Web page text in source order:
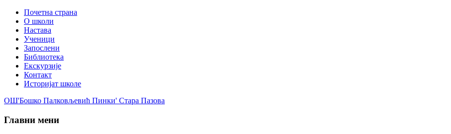
Почетна страна
О школи
Настава
Ученици
Запослени
Библиотека
Екскурзије
Контакт
Историјат школе
ОШ'Бошко Палковљевић Пинки' Стара Пазова
Главни мени